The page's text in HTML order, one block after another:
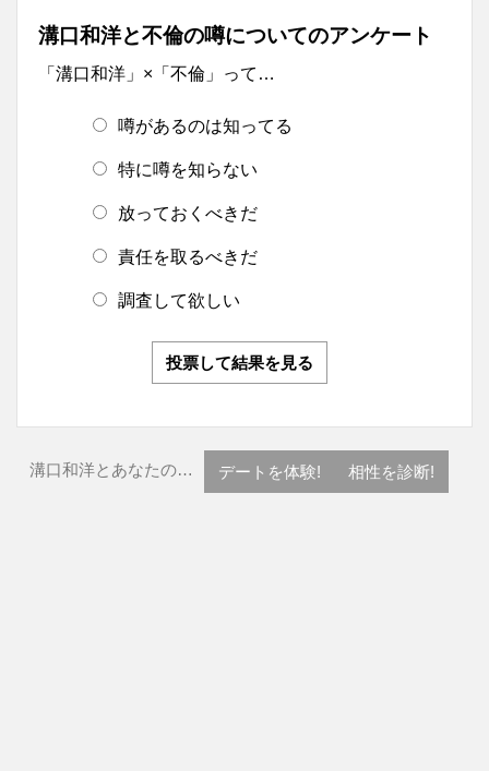
溝口和洋と不倫の噂についてのアンケート
「溝口和洋」×「不倫」って…
噂があるのは知ってる
特に噂を知らない
放っておくべきだ
責任を取るべきだ
調査して欲しい
投票して結果を見る
溝口和洋とあなたの… デートを体験! 相性を診断!